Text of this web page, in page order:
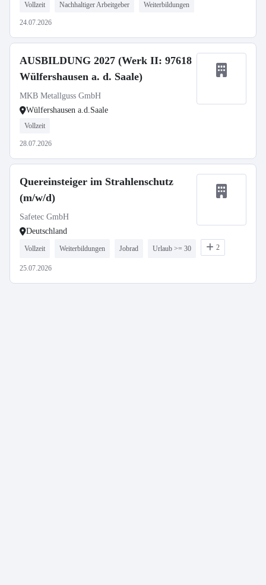
Vollzeit Nachhaltiger Arbeitgeber Weiterbildungen
24.07.2026
AUSBILDUNG 2027 (Werk II: 97618
Wülfershausen a. d. Saale)
MKB Metallguss GmbH
Wülfershausen a.d.Saale
Vollzeit
28.07.2026
Quereinsteiger im Strahlenschutz
(m/w/d)
Safetec GmbH
Deutschland
Vollzeit Weiterbildungen Jobrad Urlaub >= 30 2
25.07.2026